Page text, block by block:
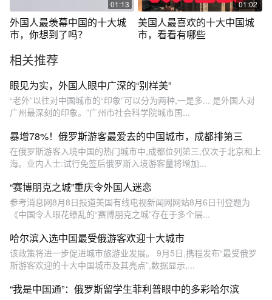
01:13
外国人最羡幕中国的十大城
市，你想到了吗？
01:02
美国人最喜欢的十大中国城
市，看看有哪些
相关推荐
眼见为实，外国人眼中广深的“别样美”
“老外”以往对中国城市的“印象”可以分为两种,一是多... 是外国人对
广州最深刻的印象。”广州市社会科学院城市国...
暴增78%！俄罗斯游客最爱去的中国城市，成都排第三
在俄罗斯游客入境中国的热门城市中,成都位列第三,仅次于北京和上
海。业内人士:试行免签后俄罗斯入境游客量将增加...
“赛博朋克之城”重庆令外国人迷恋
参考消息网8月8日报道美国有线电视新闻网网站8月6日刊登题为
《中国令人眼花缭乱的“赛博朋克之城”存在于多个层...
哈尔滨入选中国最受俄游客欢迎十大城市
该政策将进一步促进城市旅游业发展。 9月5日,携程发布“最受俄罗
斯游客欢迎的十大中国城市及其亮点”,数据显示,...
“我是中国通”：俄罗斯留学生菲利普眼中的多彩哈尔滨